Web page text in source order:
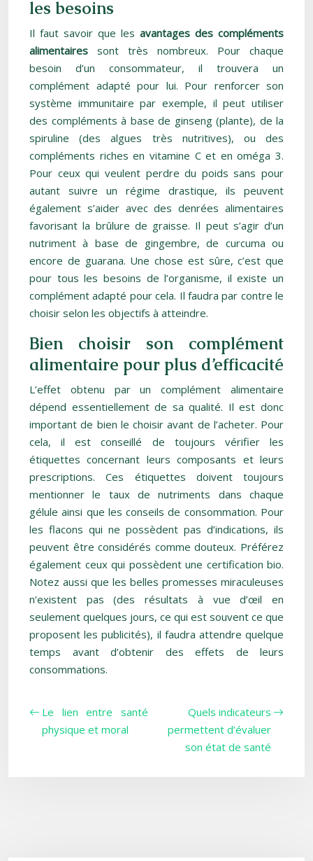
les besoins
Il faut savoir que les avantages des compléments
alimentaires sont très nombreux. Pour chaque
besoin d’un consommateur, il trouvera un
complément adapté pour lui. Pour renforcer son
système immunitaire par exemple, il peut utiliser
des compléments à base de ginseng (plante), de la
spiruline (des algues très nutritives), ou des
compléments riches en vitamine C et en oméga 3.
Pour ceux qui veulent perdre du poids sans pour
autant suivre un régime drastique, ils peuvent
également s’aider avec des denrées alimentaires
favorisant la brûlure de graisse. Il peut s’agir d’un
nutriment à base de gingembre, de curcuma ou
encore de guarana. Une chose est sûre, c’est que
pour tous les besoins de l’organisme, il existe un
complément adapté pour cela. Il faudra par contre le
choisir selon les objectifs à atteindre.
Bien choisir son complément
alimentaire pour plus d’efficacité
L’effet obtenu par un complément alimentaire
dépend essentiellement de sa qualité. Il est donc
important de bien le choisir avant de l’acheter. Pour
cela, il est conseillé de toujours vérifier les
étiquettes concernant leurs composants et leurs
prescriptions. Ces étiquettes doivent toujours
mentionner le taux de nutriments dans chaque
gélule ainsi que les conseils de consommation. Pour
les flacons qui ne possèdent pas d’indications, ils
peuvent être considérés comme douteux. Préférez
également ceux qui possèdent une certification bio.
Notez aussi que les belles promesses miraculeuses
n’existent pas (des résultats à vue d’œil en
seulement quelques jours, ce qui est souvent ce que
proposent les publicités), il faudra attendre quelque
temps avant d’obtenir des effets de leurs
consommations.
Le lien entre santé
physique et moral
Quels indicateurs
permettent d’évaluer
son état de santé